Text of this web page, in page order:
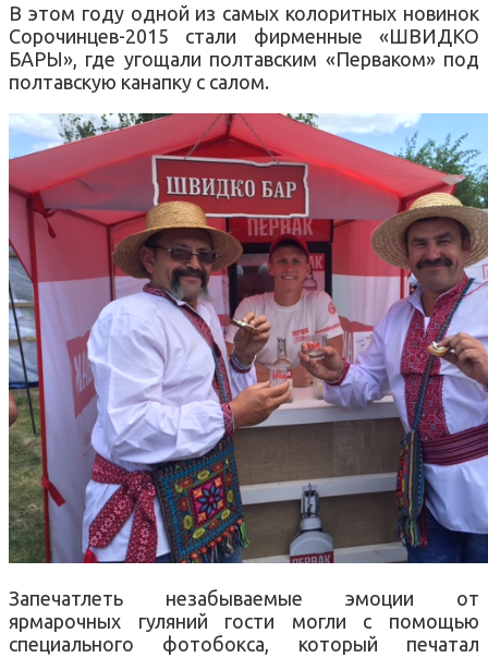
В этом году одной из самых колоритных новинок
Сорочинцев-2015 стали фирменные «ШВИДКО
БАРЫ», где угощали полтавским «Перваком» под
полтавскую канапку с салом.
Запечатлеть незабываемые эмоции от
ярмарочных гуляний гости могли с помощью
специального фотобокса, который печатал